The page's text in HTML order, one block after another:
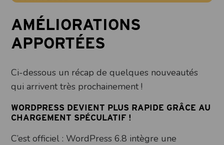
AMÉLIORATIONS
APPORTÉES
Ci-dessous un récap de quelques nouveautés
qui arrivent très prochainement !
WORDPRESS DEVIENT PLUS RAPIDE GRÂCE AU
CHARGEMENT SPÉCULATIF !
C’est officiel : WordPress 6.8 intègre une